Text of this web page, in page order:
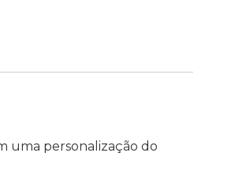
uma personalização do